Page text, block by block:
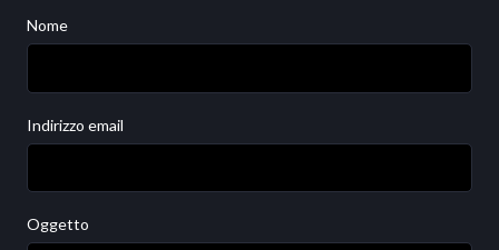
Nome
Indirizzo email
Oggetto